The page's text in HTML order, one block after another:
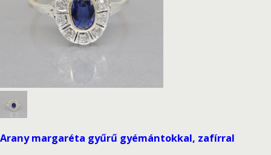
Arany margaréta gyűrű gyémántokkal, zafírral